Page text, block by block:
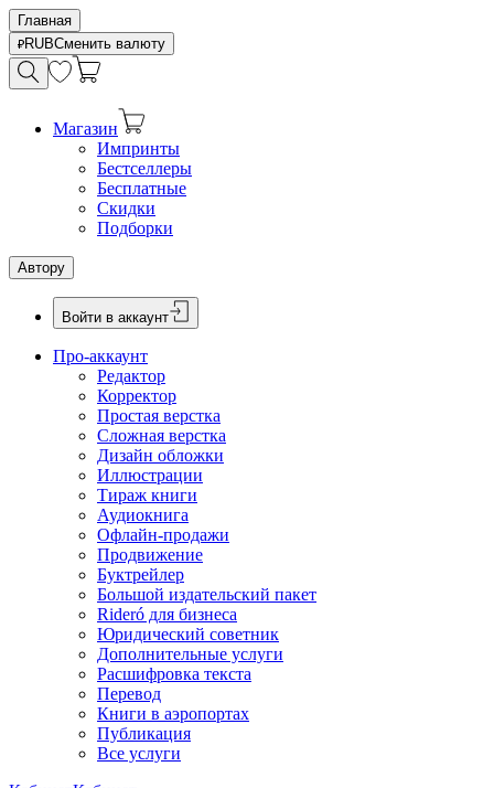
Главная
RUBСменить валюту
Магазин
Импринты
Бестселлеры
Бесплатные
Скидки
Подборки
Автору
Войти в аккаунт
Про-аккаунт
Редактор
Корректор
Простая верстка
Сложная верстка
Дизайн обложки
Иллюстрации
Тираж книги
Аудиокнига
Офлайн-продажи
Продвижение
Буктрейлер
Большой издательский пакет
Rideró для бизнеса
Юридический советник
Дополнительные услуги
Расшифровка текста
Перевод
Книги в аэропортах
Публикация
Все услуги